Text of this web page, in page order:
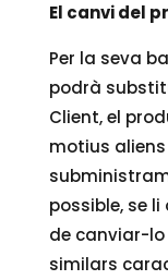
El canvi del
Per la seva
podrà
Client, el
motius aliens
possible, se
de canviar-
similars